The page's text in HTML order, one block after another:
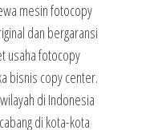
mesin fotocopy
dan bergaransi
usaha fotocopy
bisnis copy center.
di Indonesia
di kota-kota